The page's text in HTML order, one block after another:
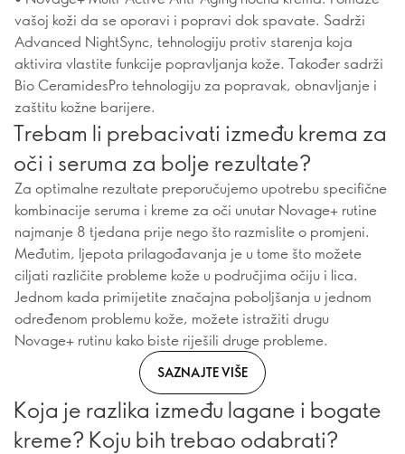
vašoj koži da se oporavi i popravi dok spavate. Sadrži
Advanced NightSync, tehnologiju protiv starenja koja
aktivira vlastite funkcije popravljanja kože. Također sadrži
Bio CeramidesPro tehnologiju za popravak, obnavljanje i
zaštitu kožne barijere.
Trebam li prebacivati između krema za
oči i seruma za bolje rezultate?
Za optimalne rezultate preporučujemo upotrebu specifične
kombinacije seruma i kreme za oči unutar Novage+ rutine
najmanje 8 tjedana prije nego što razmislite o promjeni.
Međutim, ljepota prilagođavanja je u tome što možete
ciljati različite probleme kože u područjima očiju i lica.
Jednom kada primijetite značajna poboljšanja u jednom
određenom problemu kože, možete istražiti drugu
Novage+ rutinu kako biste riješili druge probleme.
SAZNAJTE VIŠE
Koja je razlika između lagane i bogate
kreme? Koju bih trebao odabrati?